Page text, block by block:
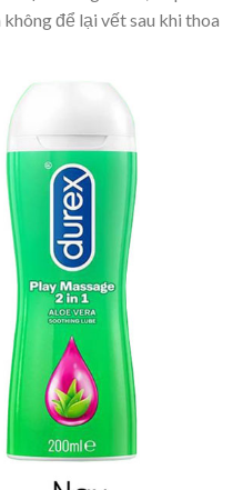
để lại vết sau khi thoa